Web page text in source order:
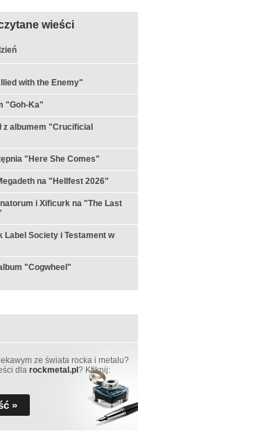
wieści
with the Enemy"
"Goh-Ka"
z albumem "Crucificial
"Here She Comes"
na "Hellfest 2026"
i Xificurk na "The Last
Label Society i Testament w
"Cogwheel"
ze świata rocka i metalu?
dla rockmetal.pl ? Kliknij:
»